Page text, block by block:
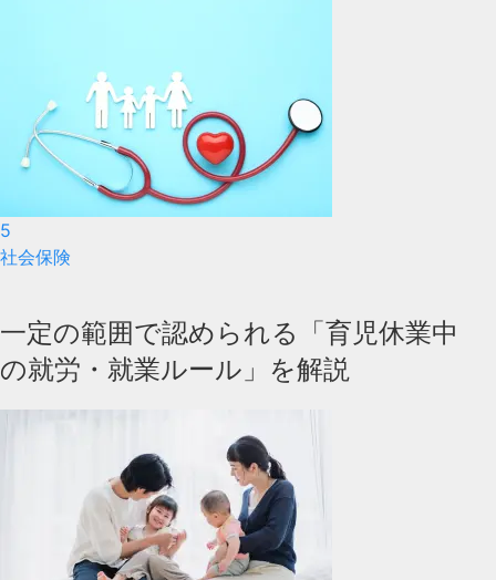
5
社会保険
一定の範囲で認められる「育児休業中
の就労・就業ルール」を解説